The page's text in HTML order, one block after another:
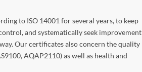
to ISO 14001 for several years, to keep
and systematically seek improvement
Our certificates also concern the quality
AQAP2110) as well as health and